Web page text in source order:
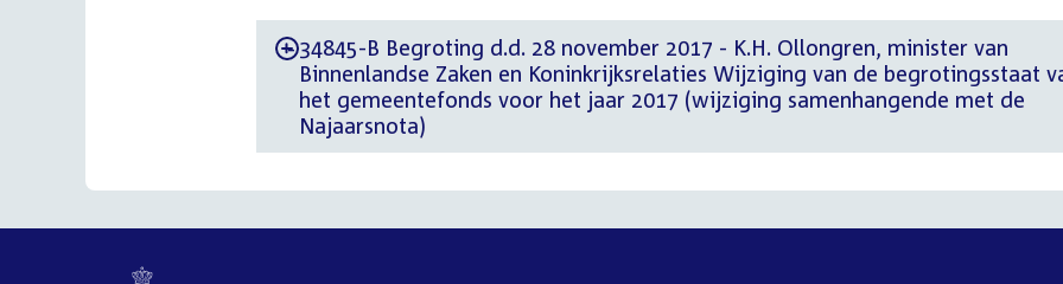
-34845-B Begroting d.d. 28 november 2017 - K.H. Ollongren, minister van
Binnenlandse Zaken en Koninkrijksrelaties Wijziging van de begrotingsstaat
het gemeentefonds voor het jaar 2017 (wijziging samenhangende met de
Najaarsnota)